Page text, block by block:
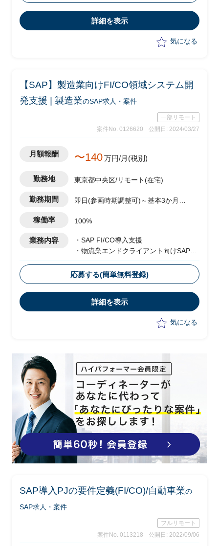
向けた準備を担当
・設計・開発フェーズにおいてはニアシ
ョア・オフショア体制での開発管理を担
・課題管理、進捗管理を中心に、開発全
詳細を表示
気になる
【SAP】製造業向けFI/CO領域システム開
発支援 | 製造業のSAP求人・案件
一部リモート
案件No. 0126620
公開日: 2024/03/27
月額報酬 〜140万円/月(税別)
勤務地 東京都中央区/リモート(在宅)
勤務期間
即日(参画時期調整可)～基本3か月更
稼働率 100%
業務内容
・SAP FI/CO導入支援
・物流業エンドクライアント向けSAP
援
・SAPコンサルからの要件、仕様概要を
もとに以下の業務を実施
-アドオン概要設計
応募する(簡単無料登録)
詳細を表示
気になる
SAP導入PJの要件定義(FI/CO)/自動車業の
SAP求人・案件
フルリモート
案件No. 0113218
公開日: 2022/09/06